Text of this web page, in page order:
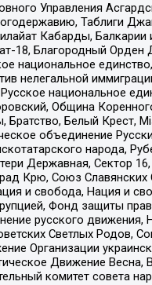
Управления
Таблиги
Кабарды, Балкарии
18, Благородный Орден
национальное
нелегальной
национальное
Община
Белый Крест,
объединение
народа,
Державная, Сектор
Крю, Союз Славянских
и свобода, Нация и
Фонд защиты
русского
Светлых Родов,
Организации
Движение Весна,
комитет совета